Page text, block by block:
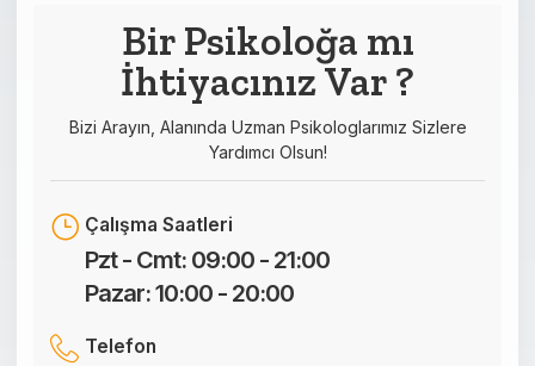
Bir Psikoloğa mı
İhtiyacınız Var ?
Bizi Arayın, Alanında Uzman Psikologlarımız Sizlere
Yardımcı Olsun!
Çalışma Saatleri
Pzt - Cmt: 09:00 - 21:00
Pazar: 10:00 - 20:00
Telefon